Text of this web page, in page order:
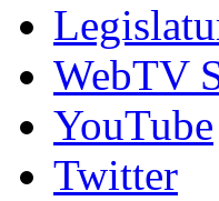
WebTV
YouTube
Twitter